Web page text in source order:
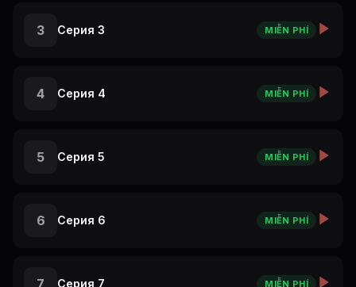
3 Серия 3 MIỄN PHÍ
4 Серия 4 MIỄN PHÍ
5 Серия 5 MIỄN PHÍ
6 Серия 6 MIỄN PHÍ
7 Серия 7 MIỄN PHÍ